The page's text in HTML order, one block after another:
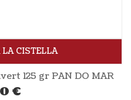
CISTELLA
125 gr PAN DO MAR
€